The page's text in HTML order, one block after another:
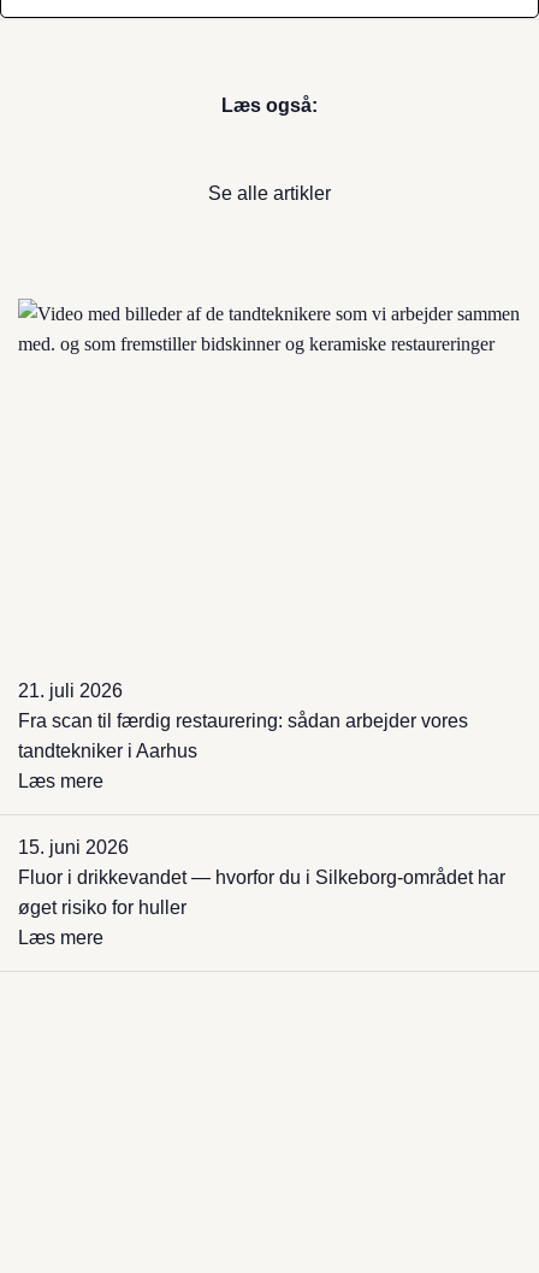
Læs også:
Se alle artikler
21. juli 2026
Fra scan til færdig restaurering: sådan arbejder vores
tandtekniker i Aarhus
Læs mere
15. juni 2026
Fluor i drikkevandet — hvorfor du i Silkeborg-området har
øget risiko for huller
Læs mere